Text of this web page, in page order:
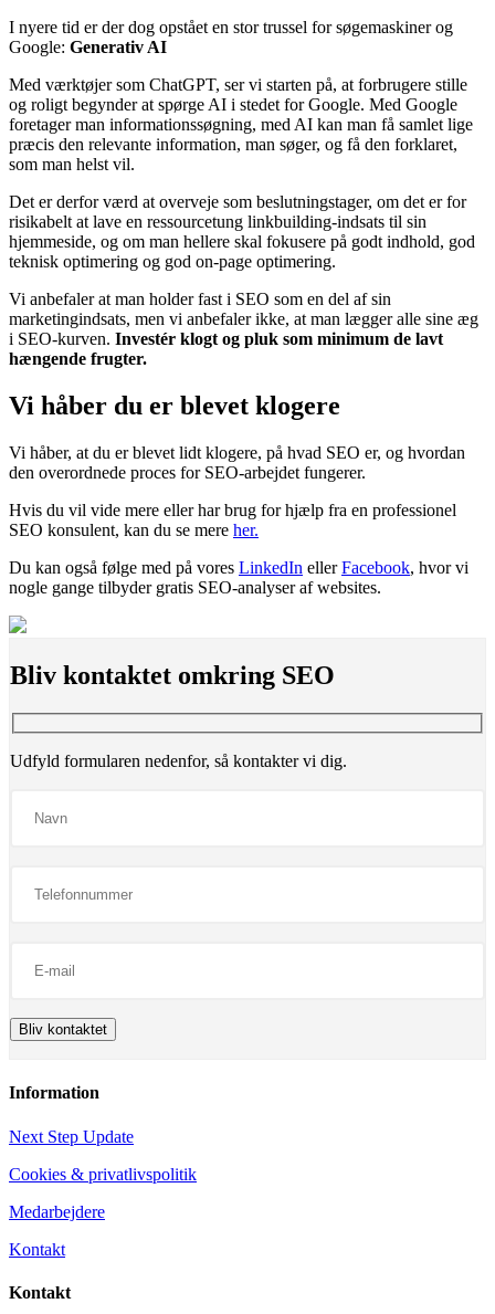
I nyere tid er der dog opstået en stor trussel for søgemaskiner og
Google: Generativ AI
Med værktøjer som ChatGPT, ser vi starten på, at forbrugere stille
og roligt begynder at spørge AI i stedet for Google. Med Google
foretager man informationssøgning, med AI kan man få samlet lige
præcis den relevante information, man søger, og få den forklaret,
som man helst vil.
Det er derfor værd at overveje som beslutningstager, om det er for
risikabelt at lave en ressourcetung linkbuilding-indsats til sin
hjemmeside, og om man hellere skal fokusere på godt indhold, god
teknisk optimering og god on-page optimering.
Vi anbefaler at man holder fast i SEO som en del af sin
marketingindsats, men vi anbefaler ikke, at man lægger alle sine æg
i SEO-kurven. Investér klogt og pluk som minimum de lavt
hængende frugter.
Vi håber du er blevet klogere
Vi håber, at du er blevet lidt klogere, på hvad SEO er, og hvordan
den overordnede proces for SEO-arbejdet fungerer.
Hvis du vil vide mere eller har brug for hjælp fra en professionel
SEO konsulent, kan du se mere her.
Du kan også følge med på vores LinkedIn ellerFacebook, hvor vi
nogle gange tilbyder gratis SEO-analyser af websites.
Bliv kontaktet omkring SEO
Udfyld formularen nedenfor, så kontakter vi dig.
Information
Next Step Update
Cookies & privatlivspolitik
Medarbejdere
Kontakt
Kontakt